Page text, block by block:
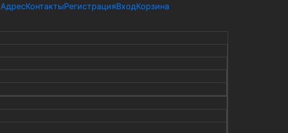
АдресКонтактыРегистрацияВходКорзина